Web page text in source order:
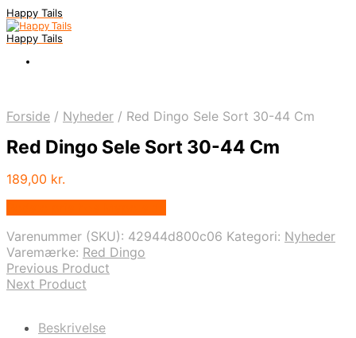
Happy Tails
Happy Tails
Forside / Nyheder / Red Dingo Sele Sort 30-44 Cm
Red Dingo Sele Sort 30-44 Cm
189,00 kr.
Varenummer (SKU): 42944d800c06 Kategori: Nyheder
Varemærke: Red Dingo
Previous Product
Next Product
Beskrivelse